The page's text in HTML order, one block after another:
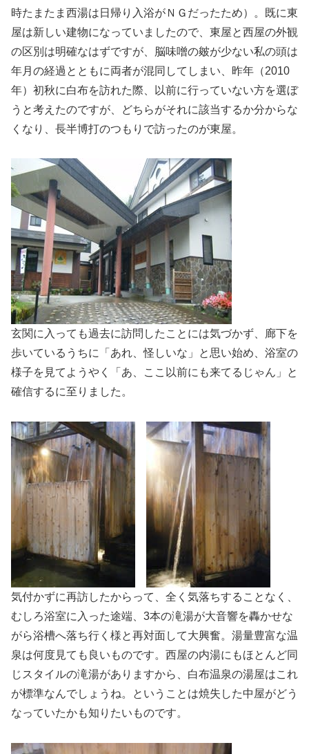
時たまたま西湯は日帰り入浴がＮＧだったため）。既に東
屋は新しい建物になっていましたので、東屋と西屋の外観
の区別は明確なはずですが、脳味噌の皴が少ない私の頭は
年月の経過とともに両者が混同してしまい、昨年（2010
年）初秋に白布を訪れた際、以前に行っていない方を選ぼ
うと考えたのですが、どちらがそれに該当するか分からな
くなり、長半博打のつもりで訪ったのが東屋。
玄関に入っても過去に訪問したことには気づかず、廊下を
歩いているうちに「あれ、怪しいな」と思い始め、浴室の
様子を見てようやく「あ、ここ以前にも来てるじゃん」と
確信するに至りました。
気付かずに再訪したからって、全く気落ちすることなく、
むしろ浴室に入った途端、3本の滝湯が大音響を轟かせな
がら浴槽へ落ち行く様と再対面して大興奮。湯量豊富な温
泉は何度見ても良いものです。西屋の内湯にもほとんど同
じスタイルの滝湯がありますから、白布温泉の湯屋はこれ
が標準なんでしょうね。ということは焼失した中屋がどう
なっていたかも知りたいものです。